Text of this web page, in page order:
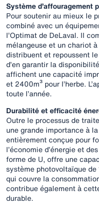
Système d’affouragement
Pour soutenir au mieux le
combiné avec un
l’Optimat de DeLaval. Il
mélangeuse et un chariot
distribuent et repoussent
d’en garantir la
affichent une capacité
et 2400m³ pour l’herbe.
toute l’année.
Durabilité et efficacité
Outre le processus de
une grande importance à
entièrement conçue pour
l’économie d’énergie et
forme de U, offre une
système photovoltaïque
qui couvre la
contribue également à
durable.